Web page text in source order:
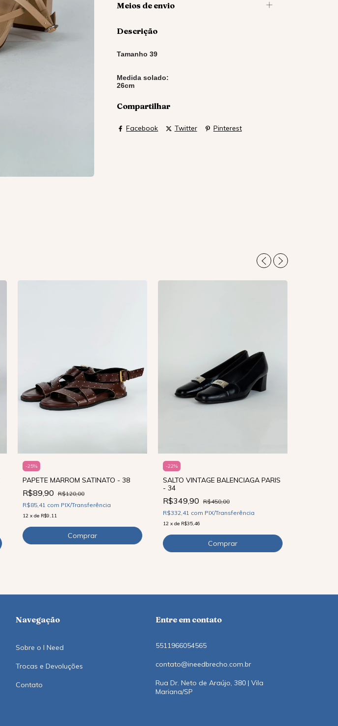
Meios de envio
Descrição
Tamanho 39
Medida solado:
26cm
Compartilhar
Facebook Twitter Pinterest
-25%
PAPETE MARROM SATINATO - 38
R$89,90 R$120,00
R$85,41 com PIX/Transferência
12 x de R$9,11
-22%
SALTO VINTAGE BALENCIAGA PARIS
- 34
R$349,90 R$450,00
R$332,41 com PIX/Transferência
12 x de R$35,46
Navegação
Sobre o I Need
Trocas e Devoluções
Contato
Entre em contato
5511966054565
contato@ineedbrecho.com.br
Rua Dr. Neto de Araújo, 380 | Vila
Mariana/SP